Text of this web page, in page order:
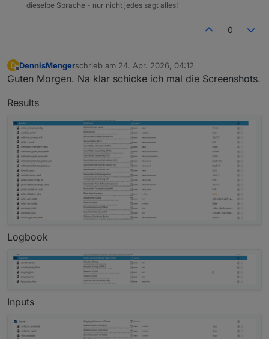
dieselbe Sprache - nur nicht jedes sagt alles!
0
D
Offline
DennisMengerschrieb am 24. Apr. 2026, 04:12
zuletzt editiert von
Guten Morgen. Na klar schicke ich mal die Screenshots.
Results
Logbook
Inputs